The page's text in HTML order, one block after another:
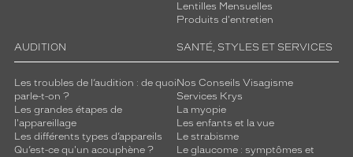
Lentilles Mensuelles
Produits d'entretien
AUDITION
Les troubles de l’audition : de quoi
parle-t-on ?
Les grandes étapes de
l'appareillage
Les différents types d’appareils
Qu’est-ce qu'un acouphène ?
SANTÉ, STYLES ET SERVICES
Nos Conseils Visagisme
Services Krys
La myopie
Les enfants et la vue
Le strabisme
Le glaucome : symptômes et